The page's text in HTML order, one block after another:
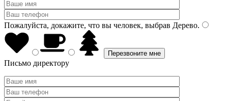
Пожалуйста, докажите, что вы человек, выбрав Дерево.
Письмо директору